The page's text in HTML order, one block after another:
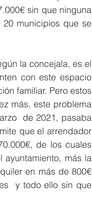
sin que ninguna
municipios que se
la concejala, es el
con este espacio
familiar. Pero estos
más, este problema
de 2021, pasaba
que el arrendador
de los cuales
más la
en más de 800€
y todo ello sin que